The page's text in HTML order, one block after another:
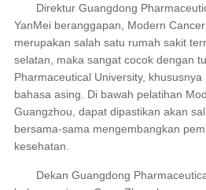
Direktur Guangdong
YanMei beranggapan, Modern
merupakan salah satu rumah sakit
selatan, maka sangat cocok dengan
Pharmaceutical University,
bahasa asing. Di bawah pelatihan
Guangzhou, dapat dipastikan akan
bersama-sama mengembangkan
kesehatan.
Dekan Guangdong